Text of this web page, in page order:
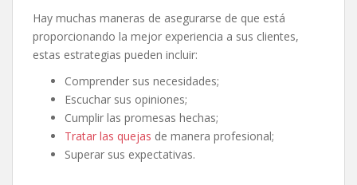
Hay muchas maneras de asegurarse de que está
proporcionando la mejor experiencia a sus clientes,
estas estrategias pueden incluir:
Comprender sus necesidades;
Escuchar sus opiniones;
Cumplir las promesas hechas;
Tratar las quejas de manera profesional;
Superar sus expectativas.